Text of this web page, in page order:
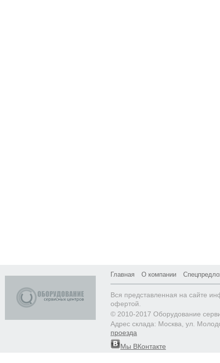
Главная О компании
Вся представленная на сайте
офертой.
© 2010-2017 Оборудование
Адрес склада: Москва, ул.
проезда
Мы ВКонтакте